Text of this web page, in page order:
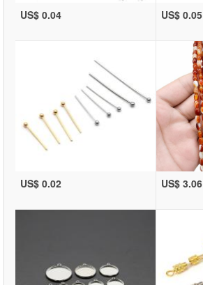
US$ 0.04 US$ 0.05
US$ 0.02 US$ 3.06